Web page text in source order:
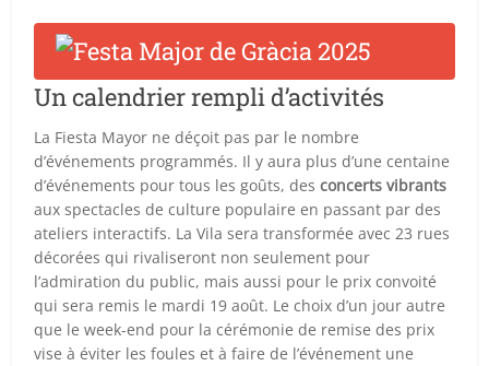
Un calendrier rempli d’activités
La Fiesta Mayor ne déçoit pas par le nombre
d’événements programmés. Il y aura plus d’une centaine
d’événements pour tous les goûts, desconcerts vibrants
aux spectacles de culture populaire en passant par des
ateliers interactifs. La Vila sera transformée avec 23 rues
décorées qui rivaliseront non seulement pour
l’admiration du public, mais aussi pour le prix convoité
qui sera remis le mardi 19 août. Le choix d’un jour autre
que le week-end pour la cérémonie de remise des prix
vise à éviter les foules et à faire de l’événement une